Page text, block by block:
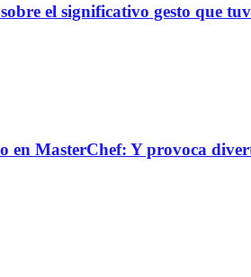
el significativo gesto que
MasterChef: Y provoca